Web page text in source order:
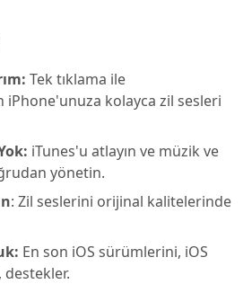
Tek tıklama ile
iPhone'unuza kolayca zil sesleri
iTunes'u atlayın ve müzik ve
yönetin.
: Zil seslerini orijinal kalitelerinde
En son iOS sürümlerini, iOS
destekler.